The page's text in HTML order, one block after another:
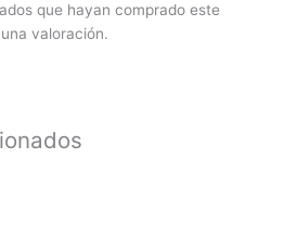
que hayan comprado este
valoración.